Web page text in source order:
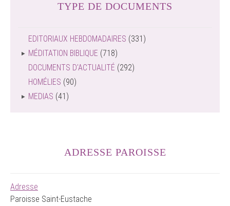
TYPE DE DOCUMENTS
EDITORIAUX HEBDOMADAIRES (331)
MÉDITATION BIBLIQUE (718)
DOCUMENTS D'ACTUALITÉ (292)
HOMÉLIES (90)
MEDIAS (41)
ADRESSE PAROISSE
Adresse
Paroisse Saint-Eustache